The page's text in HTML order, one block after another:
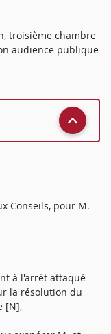
troisième chambre
audience publique
Conseils, pour M.
à l'arrêt attaqué
la résolution du
[N],